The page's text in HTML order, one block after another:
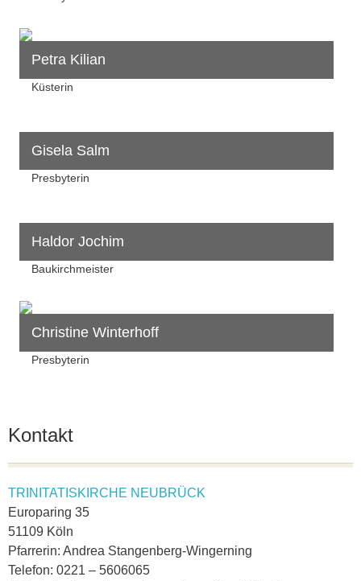
Petra Kilian
Küsterin
Gisela Salm
Presbyterin
Haldor Jochim
Baukirchmeister
Christine Winterhoff
Presbyterin
Kontakt
TRINITATISKIRCHE NEUBRÜCK
Europaring 35
51109 Köln
Pfarrerin: Andrea Stangenberg-Wingerning
Telefon: 0221 – 5606065